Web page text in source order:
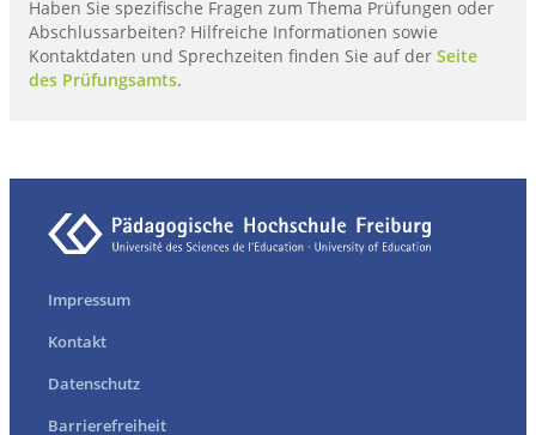
Haben Sie spezifische Fragen zum Thema Prüfungen oder
Abschlussarbeiten? Hilfreiche Informationen sowie
Kontaktdaten und Sprechzeiten finden Sie auf der Seite
des Prüfungsamts.
Impressum
Kontakt
Datenschutz
Barrierefreiheit